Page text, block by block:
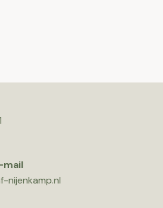
mail
nijenkamp.nl